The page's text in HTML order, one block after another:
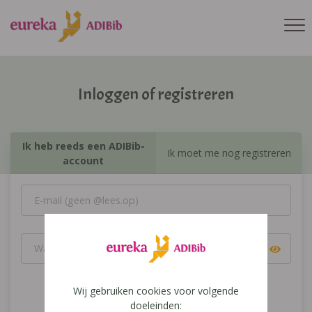
Inloggen of registreren
Ik heb reeds een ADIBib-
account
Ik moet me nog registreren
Inloggen
Wij gebruiken cookies voor volgende
doeleinden: